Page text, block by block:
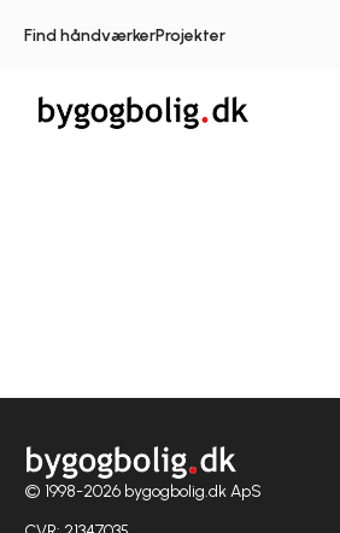
Find håndværkerProjekter
© 1998-2026 bygogbolig.dk ApS